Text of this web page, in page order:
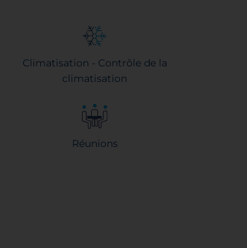
Climatisation - Contrôle de la
climatisation
Réunions